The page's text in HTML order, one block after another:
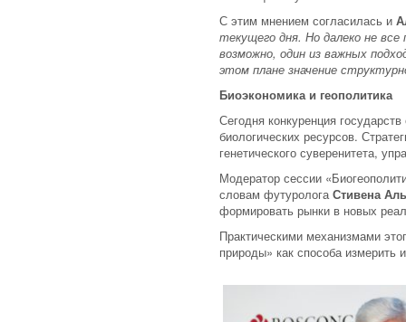
С этим мнением согласилась и
текущего дня. Но далеко не
возможно, один из важных
этом плане значение
Биоэкономика и геополитика
Сегодня конкуренция
биологических ресурсов.
генетического суверенитета,
Модератор сессии
словам футурологаСтивена
формировать рынки в новых
Практическими механизмами
природы» как способа измерить